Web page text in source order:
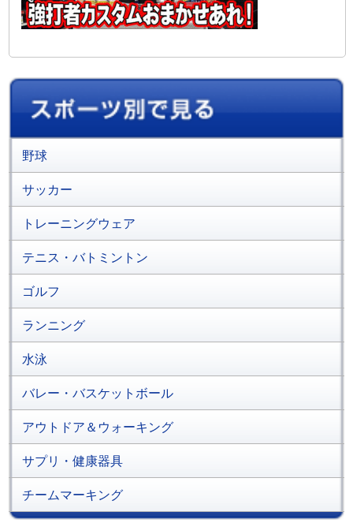
野球
サッカー
トレーニングウェア
テニス・バトミントン
ゴルフ
ランニング
水泳
バレー・バスケットボール
アウトドア＆ウォーキング
サプリ・健康器具
チームマーキング